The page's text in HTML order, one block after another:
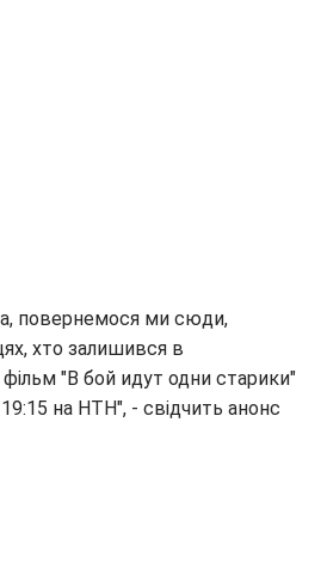
повернемося ми сюди,
хто залишився в
"В бой идут одни старики"
на НТН", - свідчить анонс